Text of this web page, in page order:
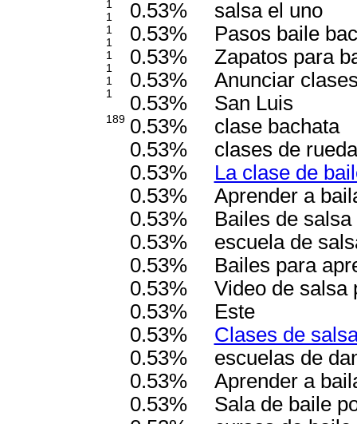
1
1
1
1
1
1
1
1
189
0.53%
0.53%
0.53%
0.53%
0.53%
0.53%
0.53%
0.53%
0.53%
0.53%
0.53%
0.53%
0.53%
0.53%
0.53%
0.53%
0.53%
0.53%
salsa el uno
Pasos baile
Zapatos para
Anunciar
San Luis
clase bachata
clases de
La clase de
Aprender a
Bailes de
escuela de
Bailes para
Video de salsa
Este
Clases de
escuelas de
Aprender a
Sala de baile